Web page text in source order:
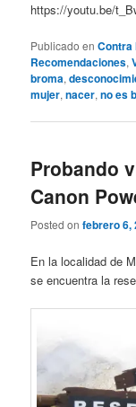
https://youtu.be/
Publicado en Contra
Recomendaciones,
broma,
mujer,nacer,no es
Probando
Canon
Posted onfebrero 6,
En la localidad de
se encuentra la